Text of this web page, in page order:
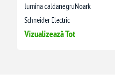
lumina caldanegruNoark
Schneider Electric
Vizualizează Tot